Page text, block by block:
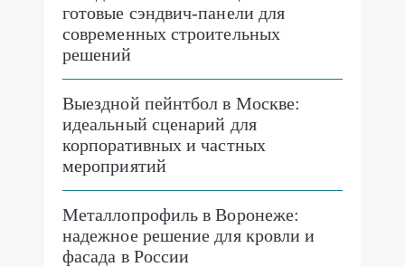
готовые сэндвич-панели для
современных строительных
решений
Выездной пейнтбол в Москве:
идеальный сценарий для
корпоративных и частных
мероприятий
Металлопрофиль в Воронеже:
надежное решение для кровли и
фасада в России